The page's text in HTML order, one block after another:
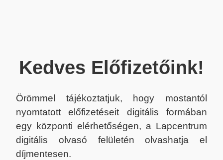
Kedves Előfizetőink!
Örömmel tájékoztatjuk, hogy mostantól
nyomtatott előfizetéseit digitális formában
egy központi elérhetőségen, a Lapcentrum
digitális olvasó felületén olvashatja el
díjmentesen.